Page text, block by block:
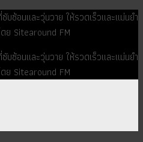
บซ้อนและวุ่นวาย ให้รวดเร็วและแม่นยำ
ย Sitearound FM
บซ้อนและวุ่นวาย ให้รวดเร็วและแม่นยำ
ย Sitearound FM